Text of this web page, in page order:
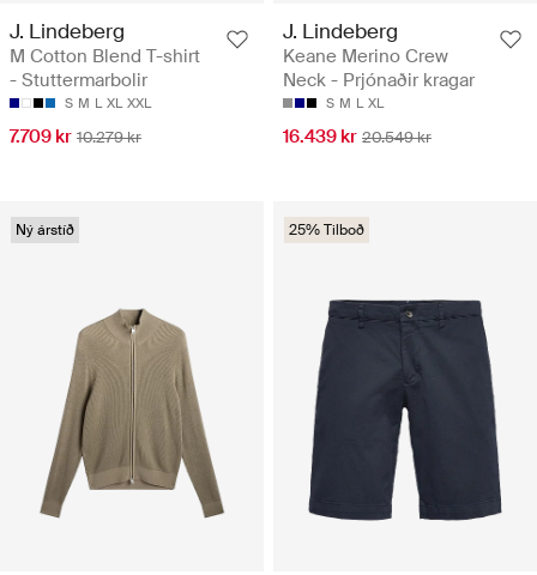
J. Lindeberg
M Cotton Blend T-shirt
- Stuttermarbolir
S M L XL XXL
7.709 kr 10.279 kr
J. Lindeberg
Keane Merino Crew
Neck - Prjónaðir kragar
S M L XL
16.439 kr 20.549 kr
Ný árstíð 25% Tilboð